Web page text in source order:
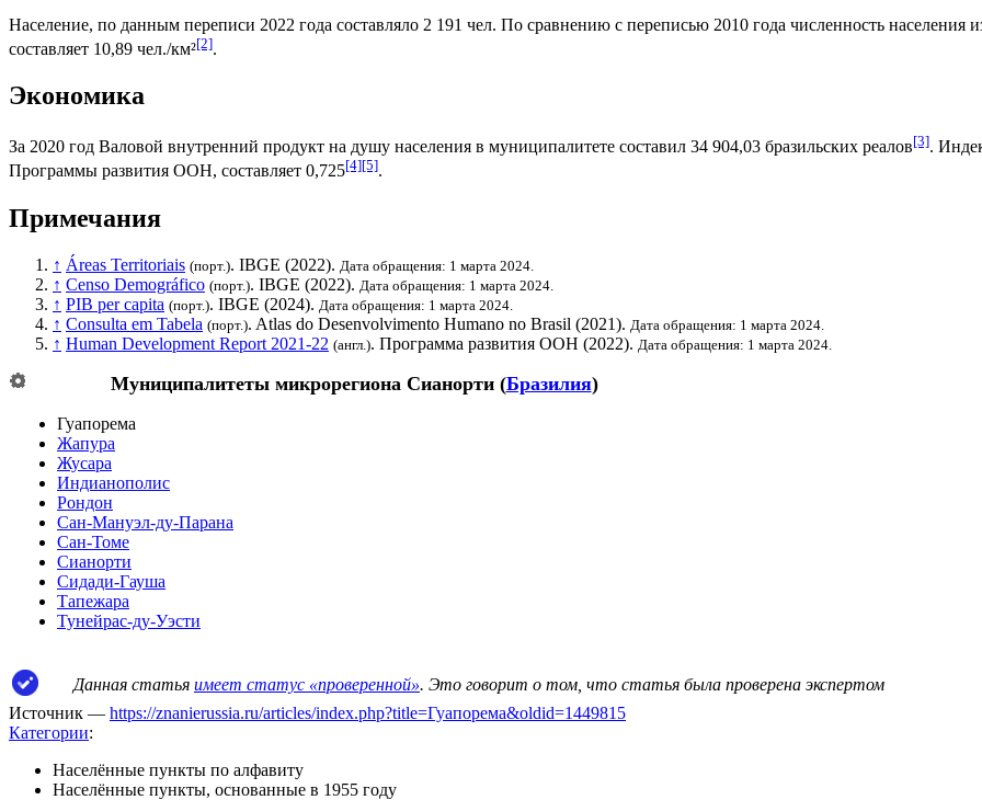
Население, по данным переписи 2022 года составляло 2 191 чел. По сравнению с переписью 2010 года численность населения
составляет 10,89 чел./км²[2].
Экономика
За 2020 год Валовой внутренний продукт на душу населения в муниципалитете составил 34 904,03 бразильских реалов[3].
Программы развития ООН, составляет 0,725[4][5].
Примечания
↑ Áreas Territoriais (порт.). IBGE (2022). Дата обращения: 1 марта 2024.
↑ Censo Demográfico (порт.). IBGE (2022). Дата обращения: 1 марта 2024.
↑ PIB per capita (порт.). IBGE (2024). Дата обращения: 1 марта 2024.
↑ Consulta em Tabela (порт.). Atlas do Desenvolvimento Humano no Brasil (2021). Дата обращения: 1 марта 2024.
↑ Human Development Report 2021-22 (англ.). Программа развития ООН (2022). Дата обращения: 1 марта 2024.
Муниципалитеты микрорегиона Сианорти(Бразилия)
Гуапорема
Жапура
Жусара
Индианополис
Рондон
Сан-Мануэл-ду-Парана
Сан-Томе
Сианорти
Сидади-Гауша
Тапежара
Тунейрас-ду-Уэсти
Данная статья имеет статус «проверенной». Это говорит о том, что статья была проверена экспертом
Источник — https://znanierussia.ru/articles/index.php?title=Гуапорема&oldid=1449815
Категории:
Населённые пункты по алфавиту
Населённые пункты, основанные в 1955 году